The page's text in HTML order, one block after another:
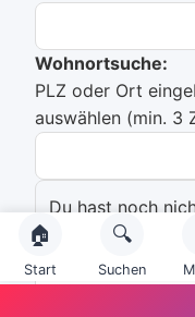
Wohnortsuche:
PLZ oder Ort
auswählen (min. 3
Du hast noch
Emailadresse:
🏠
Start
🔍
Suchen